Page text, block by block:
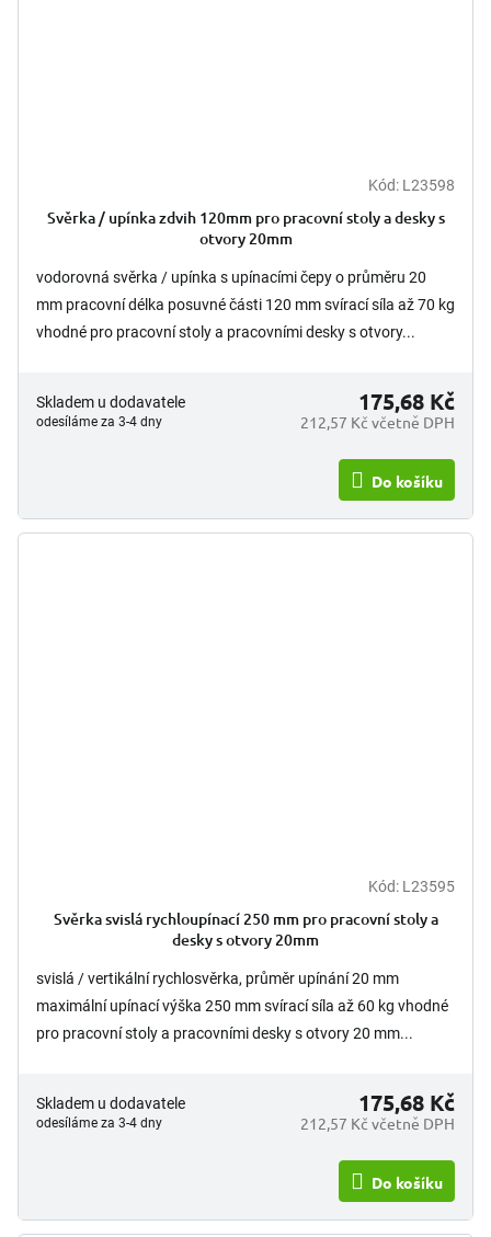
Kód: L23598
Svěrka / upínka zdvih 120mm pro pracovní stoly a desky s
otvory 20mm
vodorovná svěrka / upínka s upínacími čepy o průměru 20
mm pracovní délka posuvné části 120 mm svírací síla až 70 kg
vhodné pro pracovní stoly a pracovními desky s otvory...
Skladem u dodavatele
odesíláme za 3-4 dny 212,57 Kč včetně DPH
175,68 Kč
Do košíku
Kód: L23595
Svěrka svislá rychloupínací 250 mm pro pracovní stoly a
desky s otvory 20mm
svislá / vertikální rychlosvěrka, průměr upínání 20 mm
maximální upínací výška 250 mm svírací síla až 60 kg vhodné
pro pracovní stoly a pracovními desky s otvory 20 mm...
Skladem u dodavatele
odesíláme za 3-4 dny 212,57 Kč včetně DPH
175,68 Kč
Do košíku